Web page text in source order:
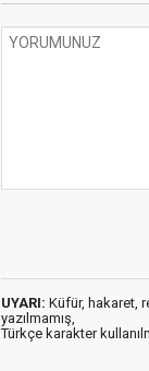
UYARI: Küfür, hakaret,
yazılmamış,
Türkçe karakter